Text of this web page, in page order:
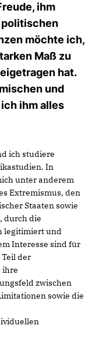
ihm
möchte ich,
Maß zu
hat.
und
ihm alles
ich studiere
In
unter anderem
Extremismus, den
Staaten sowie
durch die
legitimiert und
Interesse sind für
der
ihre
zwischen
sowie die